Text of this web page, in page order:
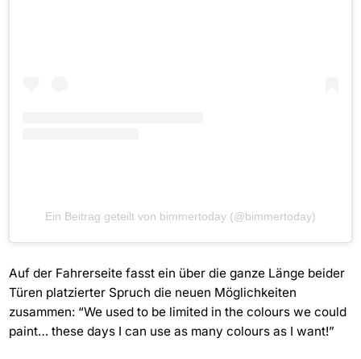
Ein Beitrag geteilt von bimmertoday (@bimmertoday)
Auf der Fahrerseite fasst ein über die ganze Länge beider
Türen platzierter Spruch die neuen Möglichkeiten
zusammen: “We used to be limited in the colours we could
paint… these days I can use as many colours as I want!”